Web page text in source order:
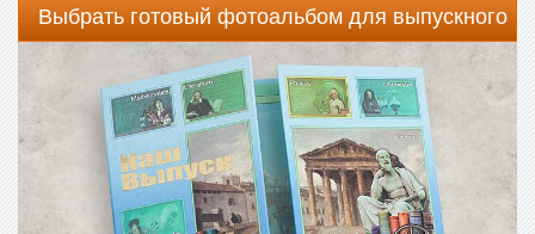
Выбрать готовый фотоальбом для выпускного